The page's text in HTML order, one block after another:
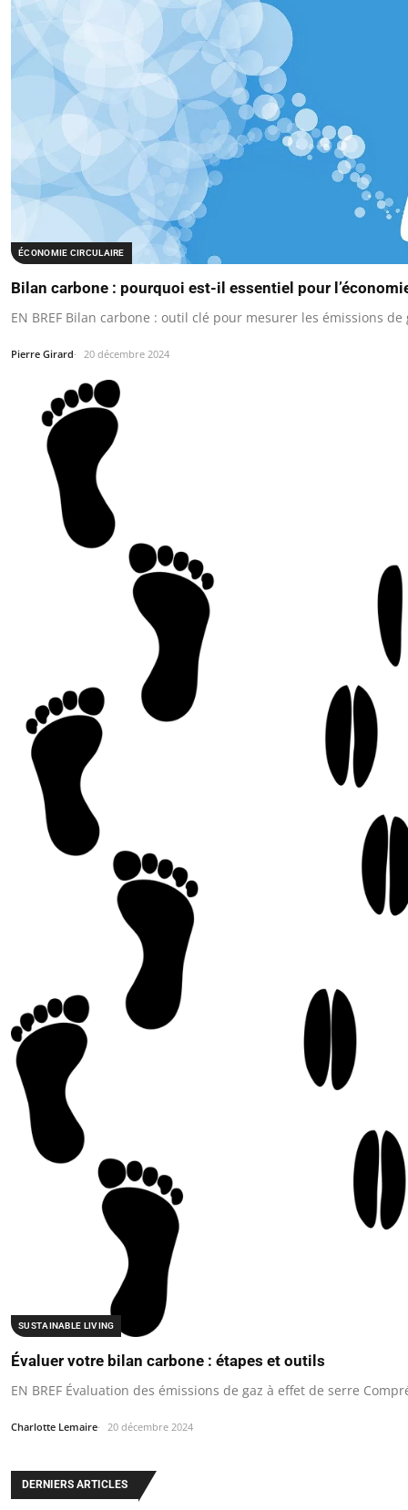
ÉCONOMIE CIRCULAIRE
Bilan carbone : pourquoi est-il essentiel pour
EN BREF Bilan carbone : outil clé pour mesurer les émissions
Pierre Girard 20 décembre 2024
SUSTAINABLE LIVING
Évaluer votre bilan carbone : étapes et outils
EN BREF Évaluation des émissions de gaz à effet de serre
Charlotte Lemaire 20 décembre 2024
DERNIERS ARTICLES